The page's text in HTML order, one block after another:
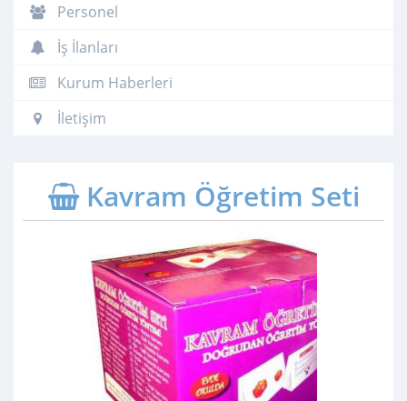
Personel
İş İlanları
Kurum Haberleri
İletişim
Kavram Öğretim Seti